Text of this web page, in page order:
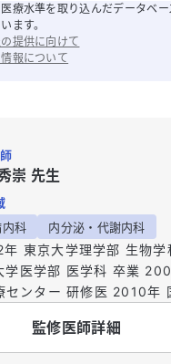
療水準を取り込んだデータベ
ます。
提供に向けて
報について
崇 先生
科 内分泌・代謝内科
年 東京大学理学部 生物学
医学部 医学科 卒業
センター 研修医 2010年
病院 糖尿病内分泌代謝科
医療研究センター国府台
治医科大学大学院 医学系
監修医師詳細